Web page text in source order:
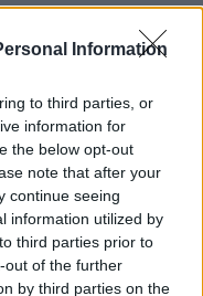
Information
to third parties, or
information for
the below opt-out
note that after your
continue seeing
information utilized by
third parties prior to
out of the further
by third parties on the